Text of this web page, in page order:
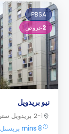
PBSA
2عروض
نيو بريدويل
2-1 بريدويل ستريت , بريستول
8 mins بريستل مشي بالأقدام